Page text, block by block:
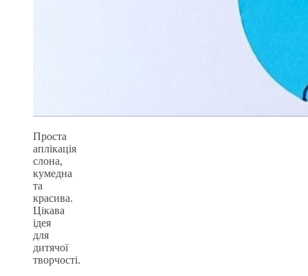
Проста
аплікація
слона,
кумедна
та
красива.
Цікава
ідея
для
дитячої
творчості.